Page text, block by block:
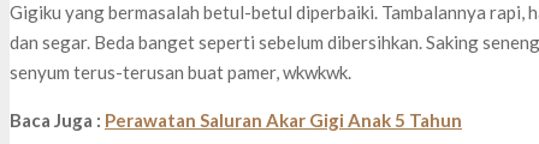
Gigiku yang bermasalah betul-betul diperbaiki. Tambalannya rapi,
dan segar. Beda banget seperti sebelum dibersihkan. Saking
senyum terus-terusan buat pamer, wkwkwk.
Baca Juga : Perawatan Saluran Akar Gigi Anak 5 Tahun